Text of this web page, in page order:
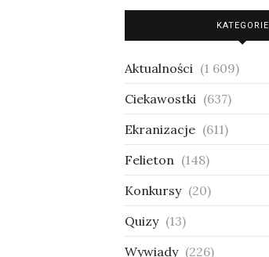
KATEGORIE
Aktualności (1 609)
Ciekawostki (637)
Ekranizacje (611)
Felieton (148)
Konkursy (20)
Quizy (13)
Wywiady (226)